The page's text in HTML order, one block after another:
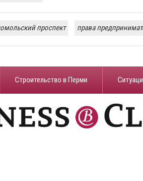
проспект права
Строительство в Перми